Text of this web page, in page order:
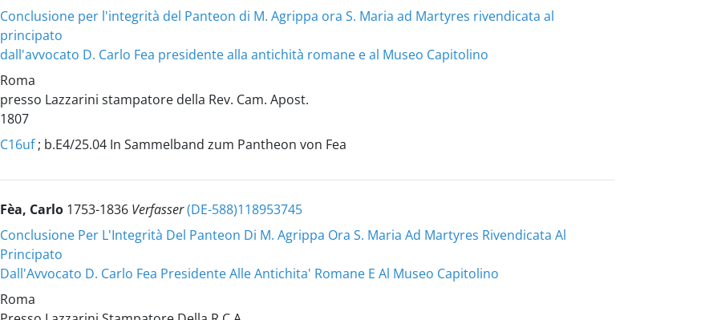
Conclusione per l'integrità del Panteon di M. Agrippa ora S. Maria ad Martyres rivendicata al
principato
dall'avvocato D. Carlo Fea presidente alla antichità romane e al Museo Capitolino
Roma
presso Lazzarini stampatore della Rev. Cam. Apost.
1807
C16uf; b.E4/25.04 In Sammelband zum Pantheon von Fea
Fèa, Carlo 1753-1836 Verfasser(DE-588)118953745
Conclusione Per L'Integrità Del Panteon Di M. Agrippa Ora S. Maria Ad Martyres Rivendicata Al
Principato
Dall'Avvocato D. Carlo Fea Presidente Alle Antichita' Romane E Al Museo Capitolino
Roma